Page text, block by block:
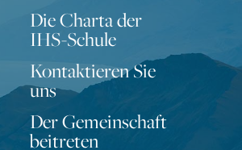
Die Charta der
IHS-Schule
Kontaktieren Sie
uns
Der Gemeinschaft
beitreten